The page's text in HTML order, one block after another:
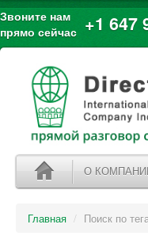
Звоните нам
прямо сейчас +1 647
О
Главная / Поиск по